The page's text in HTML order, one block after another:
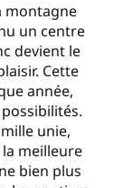
montagne
un centre
devient le
Cette
année,
possibilités.
unie,
la meilleure
bien plus